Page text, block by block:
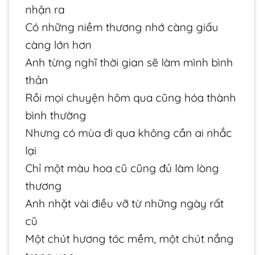
nhận ra
Có những niềm thương nhớ càng giấu
càng lớn hơn
Anh từng nghĩ thời gian sẽ làm mình bình
thản
Rồi mọi chuyện hôm qua cũng hóa thành
bình thường
Nhưng có mùa đi qua không cần ai nhắc
lại
Chỉ một màu hoa cũ cũng đủ làm lòng
thương
Anh nhặt vài điều vỡ từ những ngày rất
cũ
Một chút hương tóc mềm, một chút nắng